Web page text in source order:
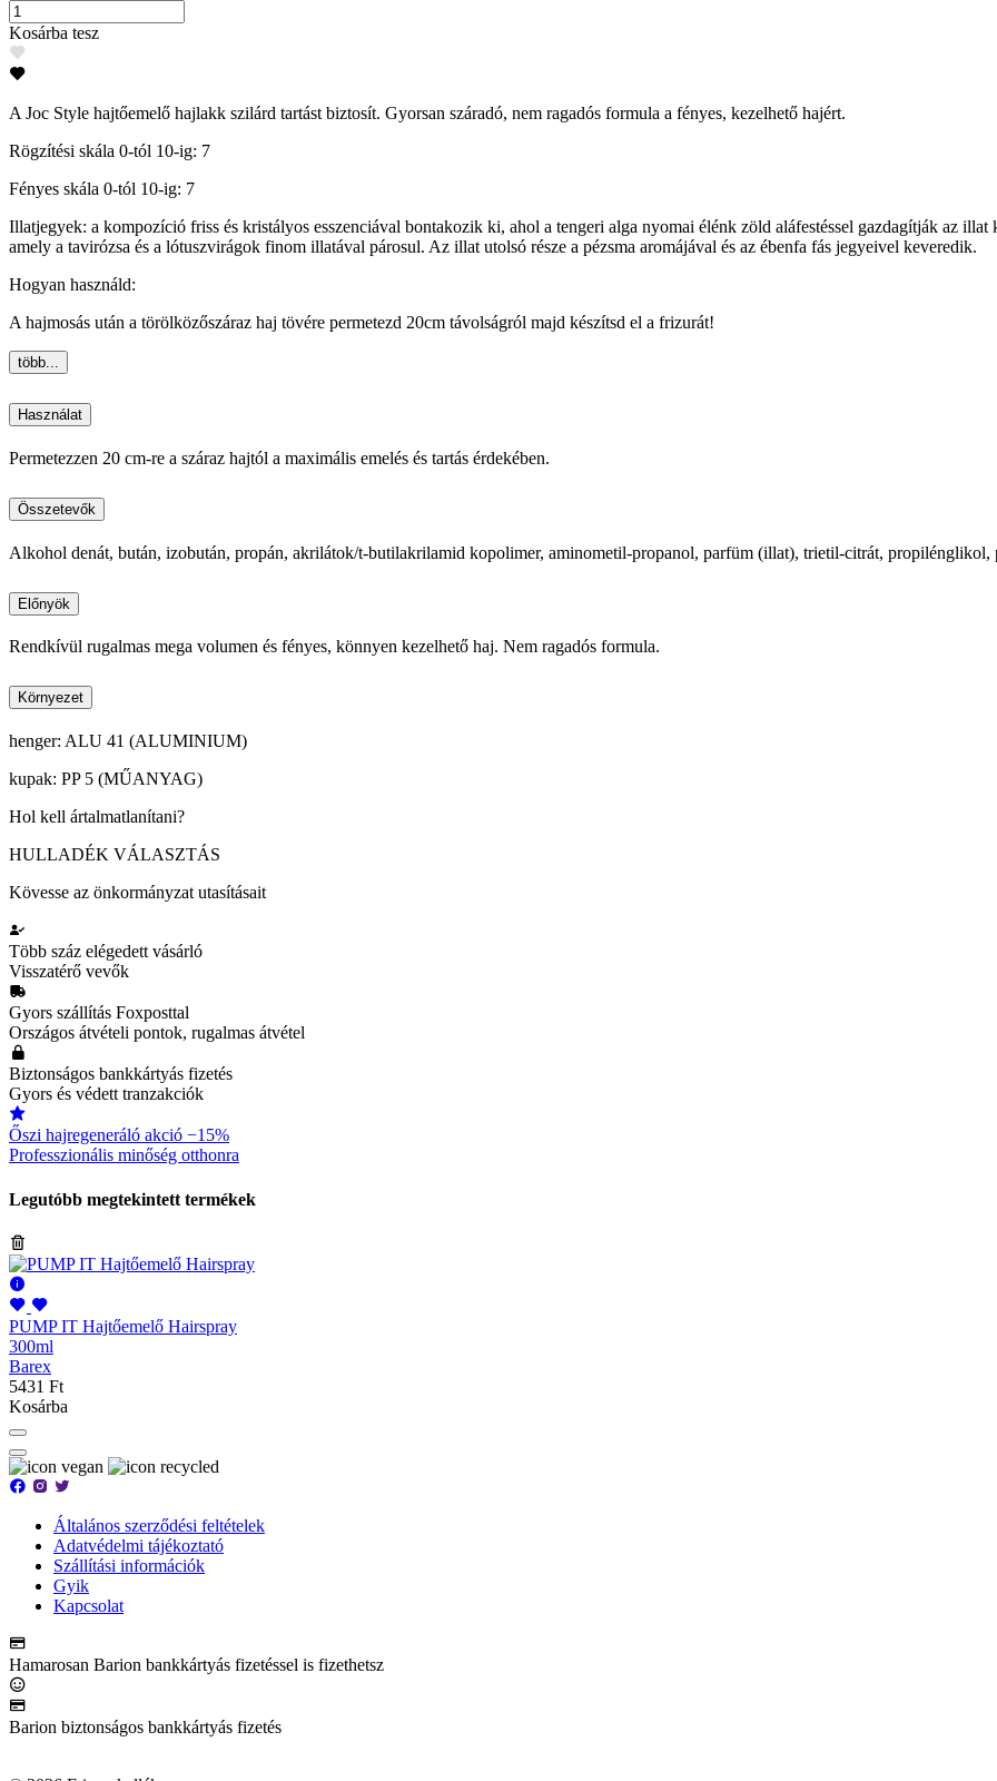
Kosárba tesz
A Joc Style hajtőemelő hajlakk szilárd tartást biztosít. Gyorsan száradó, nem ragadós formula a fényes, kezelhető hajért.
Rögzítési skála 0-tól 10-ig: 7
Fényes skála 0-tól 10-ig: 7
Illatjegyek: a kompozíció friss és kristályos esszenciával bontakozik ki, ahol a tengeri alga nyomai élénk zöld aláfestéssel gazdagítják az
amely a tavirózsa és a lótuszvirágok finom illatával párosul. Az illat utolsó része a pézsma aromájával és az ébenfa fás jegyeivel keveredik.
Hogyan használd:
A hajmosás után a törölközőszáraz haj tövére permetezd 20cm távolságról majd készítsd el a frizurát!
több...
Használat
Permetezzen 20 cm-re a száraz hajtól a maximális emelés és tartás érdekében.
Összetevők
Alkohol denát, bután, izobután, propán, akrilátok/t-butilakrilamid kopolimer, aminometil-propanol, parfüm (illat), trietil-citrát, propilénglikol,
Előnyök
Rendkívül rugalmas mega volumen és fényes, könnyen kezelhető haj. Nem ragadós formula.
Környezet
henger: ALU 41 (ALUMINIUM)
kupak: PP 5 (MŰANYAG)
Hol kell ártalmatlanítani?
HULLADÉK VÁLASZTÁS
Kövesse az önkormányzat utasításait
Több száz elégedett vásárló
Visszatérő vevők
Gyors szállítás Foxposttal
Országos átvételi pontok, rugalmas átvétel
Biztonságos bankkártyás fizetés
Gyors és védett tranzakciók
Őszi hajregeneráló akció −15%
Professzionális minőség otthonra
Legutóbb megtekintett termékek
PUMP IT Hajtőemelő Hairspray
300ml
Barex
5431 Ft
Kosárba
Általános szerződési feltételek
Adatvédelmi tájékoztató
Szállítási információk
Gyik
Kapcsolat
Hamarosan Barion bankkártyás fizetéssel is fizethetsz
Barion biztonságos bankkártyás fizetés